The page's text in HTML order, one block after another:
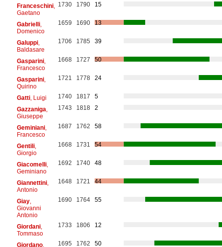
Franceschini,
Gaetano
1730 1790 15
Gabrielli,
Domenico
1659 1690 13
Galuppi,
Baldasare
1706 1785 39
Gasparini,
Francesco
1668 1727 50
Gasparini,
Quirino
1721 1778 24
Gatti, Luigi 1740 1817
5
Gazzaniga
Giuseppe
1743 1818 2
Geminiani,
Francesco
1687 1762 58
Gentili,
Giorgio
1668 1731 54
Giacomelli,
Geminiano
1692 1740 48
Giannettini,
Antonio
1648 1721 44
Giay,
Giovanni
Antonio
1690 1764 55
Giordani,
Tommaso
1733 1806 12
Giordano,
1695 1762 50